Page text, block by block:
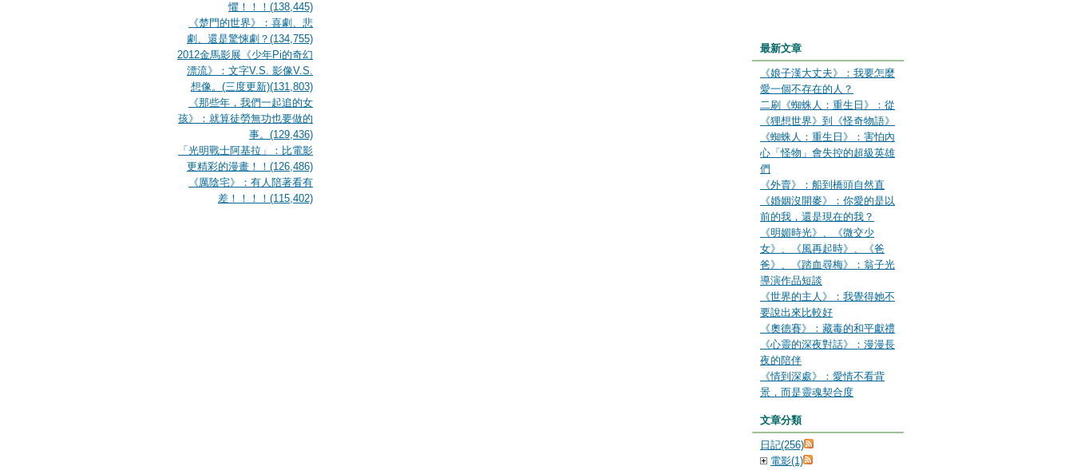
最新文章
《娘子漢大丈夫》：我要怎麼
愛一個不存在的人？
二刷《蜘蛛人：重生日》：從
《狸想世界》到《怪奇物語》
《蜘蛛人：重生日》：害怕內
心「怪物」會失控的超級英雄
們
《外賣》：船到橋頭自然直
《婚姻沒開麥》：你愛的是以
前的我，還是現在的我？
《明媚時光》、《微交少
女》、《風再起時》、《爸
爸》、《踏血尋梅》：翁子光
導演作品短談
《世界的主人》：我覺得她不
要說出來比較好
《奧德賽》：藏毒的和平獻禮
《心靈的深夜對話》：漫漫長
夜的陪伴
《情到深處》：愛情不看背
景，而是靈魂契合度
文章分類
日記(256)
電影(1)
懼！！！(138,445)
《楚門的世界》：喜劇、悲
劇、還是驚悚劇？(134,755)
2012金馬影展《少年Pi的奇幻
漂流》：文字V.S. 影像V.S.
想像。(三度更新)(131,803)
《那些年，我們一起追的女
孩》：就算徒勞無功也要做的
事。(129,436)
「光明戰士阿基拉」：比電影
更精彩的漫畫！！(126,486)
《厲陰宅》：有人陪著看有
差！！！！(115,402)